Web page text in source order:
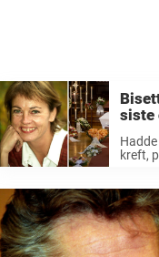
siste
kreft,